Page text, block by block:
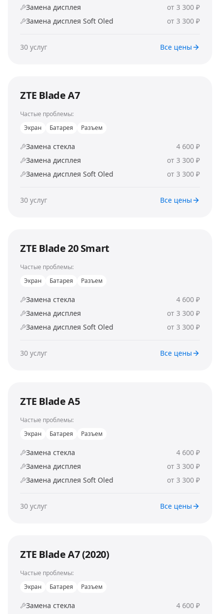
Замена дисплея
от 3 300 ₽
Замена дисплея Soft Oled
от 3 300 ₽
30 услуг Все цены
ZTE Blade A7
Частые проблемы:
Экран
Батарея Разъем
Замена стекла
4 600 ₽
Замена дисплея
от 3 300 ₽
Замена дисплея Soft Oled
от 3 300 ₽
30 услуг Все цены
ZTE Blade 20 Smart
Частые проблемы:
Экран
Батарея Разъем
Замена стекла
4 600 ₽
Замена дисплея
от 3 300 ₽
Замена дисплея Soft Oled
от 3 300 ₽
30 услуг Все цены
ZTE Blade A5
Частые проблемы:
Экран
Батарея Разъем
Замена стекла
4 600 ₽
Замена дисплея
от 3 300 ₽
Замена дисплея Soft Oled
от 3 300 ₽
30 услуг Все цены
ZTE Blade A7 (2020)
Частые проблемы:
Экран
Батарея Разъем
Замена стекла
4 600 ₽